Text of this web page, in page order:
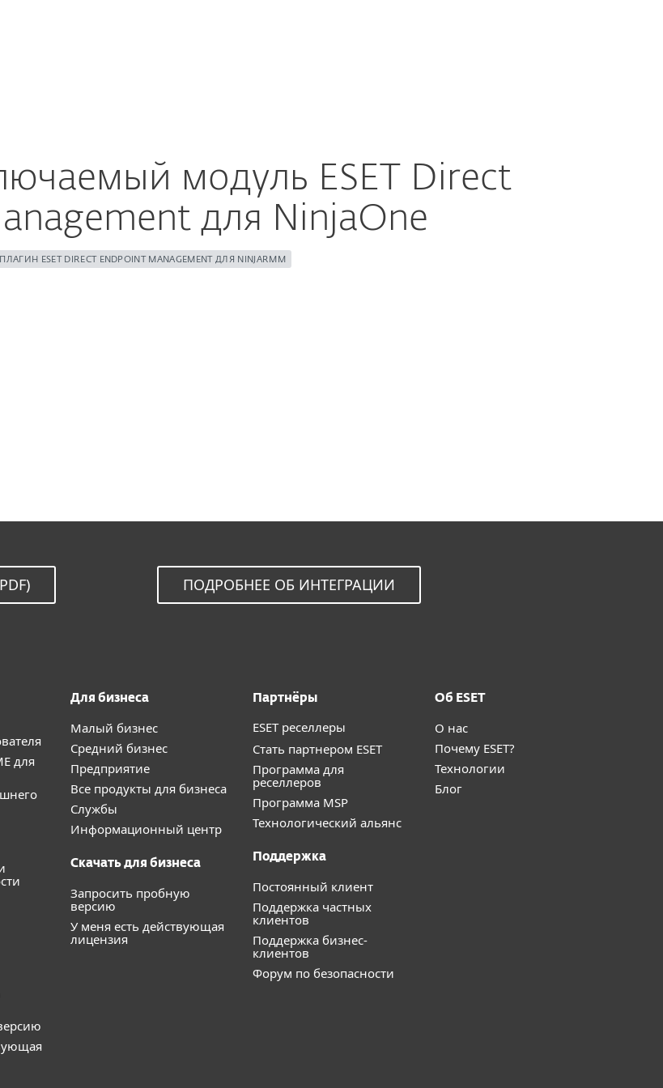
модуль ESET Direct
для NinjaOne
ESET DIRECT ENDPOINT MANAGEMENT ДЛЯ NINJARMM
ПОДРОБНЕЕ ОБ ИНТЕГРАЦИИ
для
Для бизнеса
Малый бизнес
Средний бизнес
Предприятие
Все продукты для бизнеса
Службы
Информационный центр
Скачать для бизнеса
Запросить пробную
версию
У меня есть действующая
лицензия
Партнёры
ESET реселлеры
Стать партнером ESET
Программа для
реселлеров
Программа MSP
Технологический альянс
Поддержка
Постоянный клиент
Поддержка частных
клиентов
Поддержка бизнес-
клиентов
Форум по безопасности
Об ESET
О нас
Почему ESET?
Технологии
Блог